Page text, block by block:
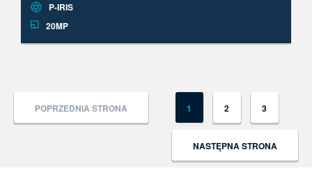
P-IRIS
20MP
POPRZEDNIA STRONA 1 2 3
NASTĘPNA STRONA